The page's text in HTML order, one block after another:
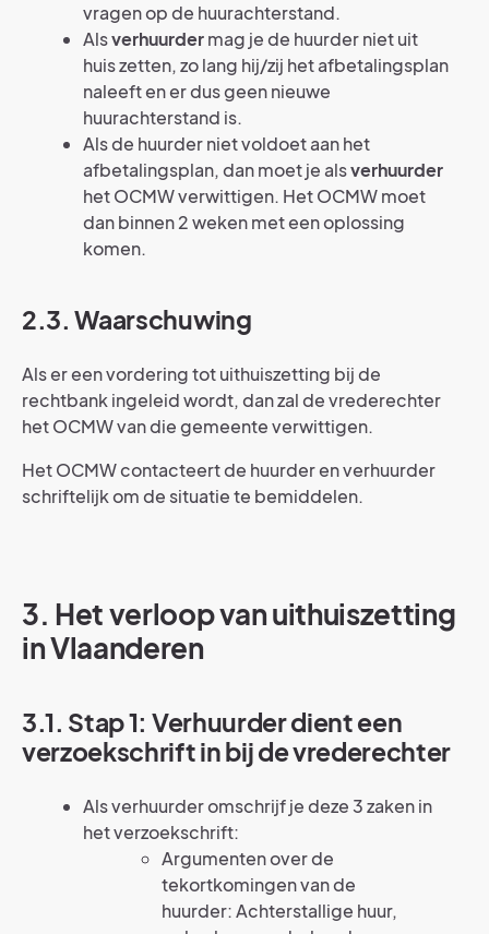
vragen op de huurachterstand.
Alsverhuurdermag je de huurder niet uit
huis zetten, zo lang hij/zij het afbetalingsplan
naleeft en er dus geen nieuwe
huurachterstand is.
Als de huurder niet voldoet aan het
afbetalingsplan, dan moet je alsverhuurder
het OCMW verwittigen. Het OCMW moet
dan binnen 2 weken met een oplossing
komen.
2.3. Waarschuwing
Als er een vordering tot uithuiszetting bij de
rechtbank ingeleid wordt, dan zal de vrederechter
het OCMW van die gemeente verwittigen.
Het OCMW contacteert de huurder en verhuurder
schriftelijk om de situatie te bemiddelen.
3. Het verloop van uithuiszetting
in Vlaanderen
3.1. Stap 1: Verhuurder dient een
verzoekschrift in bij de vrederechter
Als verhuurder omschrijf je deze 3 zaken in
het verzoekschrift:
Argumenten over de
tekortkomingen van de
huurder: Achterstallige huur,